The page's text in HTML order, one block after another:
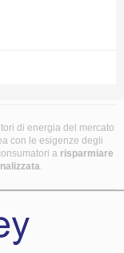
di energia del mercato
con le esigenze degli
a risparmiare
.